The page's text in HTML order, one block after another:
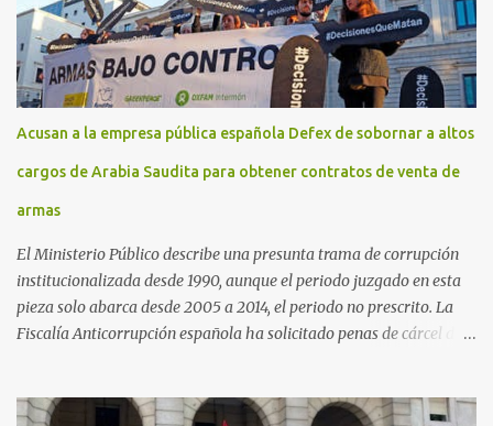
Acusan a la empresa pública española Defex de sobornar a altos
cargos de Arabia Saudita para obtener contratos de venta de
armas
El Ministerio Público describe una presunta trama de corrupción
institucionalizada desde 1990, aunque el periodo juzgado en esta
pieza solo abarca desde 2005 a 2014, el periodo no prescrito. La
Fiscalía Anticorrupción española ha solicitado penas de cárcel de
Arabia Saudita a través de la empresa pública española Defex,